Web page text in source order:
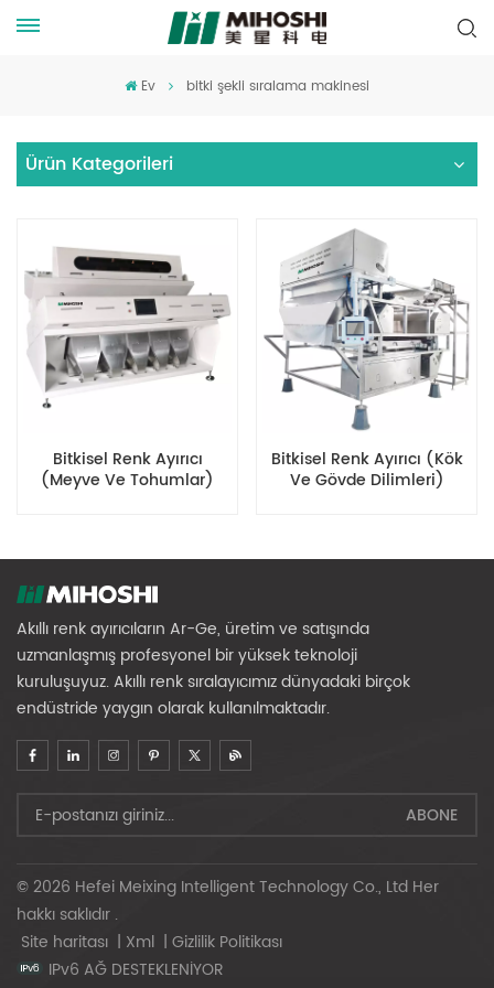
Ev bitki şekli sıralama makinesi
Ürün Kategorileri
Bitkisel Renk Ayırıcı
(Meyve Ve Tohumlar)
Bitkisel Renk Ayırıcı (Kök
Ve Gövde Dilimleri)
Akıllı renk ayırıcıların Ar-Ge, üretim ve satışında
uzmanlaşmış profesyonel bir yüksek teknoloji
kuruluşuyuz. Akıllı renk sıralayıcımız dünyadaki birçok
endüstride yaygın olarak kullanılmaktadır.
© 2026 Hefei Meixing Intelligent Technology Co., Ltd Her
hakkı saklıdır .
Site haritası | Xml | Gizlilik Politikası
IPv6 AĞ DESTEKLENİYOR